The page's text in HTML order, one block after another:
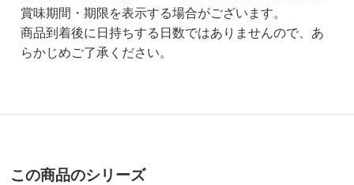
賞味期間・期限を表示する場合がございます。
商品到着後に日持ちする日数ではありませんので、あ
らかじめご了承ください。
商品番号 900-FJ03-06
この商品のシリーズ